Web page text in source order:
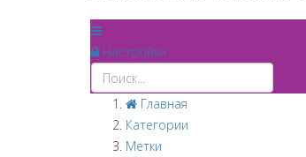
Настройки
Главная
Категории
Метки